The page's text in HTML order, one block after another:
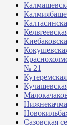
№ 21
Сазовская